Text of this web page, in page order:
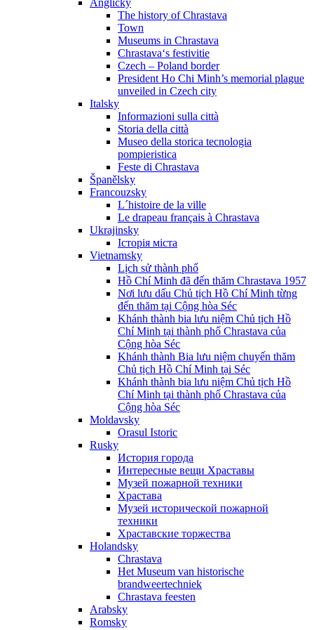
Anglicky
The history of Chrastava
Town
Museums in Chrastava
Chrastava‘s festivitie
Czech – Poland border
President Ho Chi Minh’s memorial plague
unveiled in Czech city
Italsky
Informazioni sulla città
Storia della città
Museo della storica tecnologia
pompieristica
Feste di Chrastava
Španělsky
Francouzsky
L´histoire de la ville
Le drapeau français à Chrastava
Ukrajinsky
Історія міста
Vietnamsky
Lịch sử thành phố
Hồ Chí Minh đã đến thăm Chrastava 1957
Nơi lưu dấu Chủ tịch Hồ Chí Minh từng
đến thăm tại Cộng hòa Séc
Khánh thành bia lưu niệm Chủ tịch Hồ
Chí Minh tại thành phố Chrastava của
Cộng hòa Séc
Khánh thành Bia lưu niệm chuyến thăm
Chủ tịch Hồ Chí Minh tại Séc
Khánh thành bia lưu niệm Chủ tịch Hồ
Chí Minh tại thành phố Chrastava của
Cộng hòa Séc
Moldavsky
Orasul Istoric
Rusky
История города
Интересные вещи Храставы
Музей пожарной техники
Храстава
Музей исторической пожарной
техники
Храставские торжества
Holandsky
Chrastava
Het Museum van historische
brandweertechniek
Chrastava feesten
Arabsky
Romsky